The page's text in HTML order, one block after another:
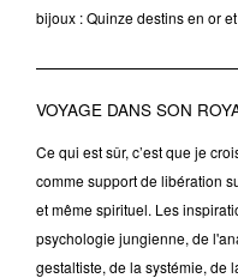
bijoux : Quinze destins en or
VOYAGE DANS SON
Ce qui est sûr, c’est que je
comme support de libération
et même spirituel. Les
psychologie jungienne, de
gestaltiste, de la systémie, de